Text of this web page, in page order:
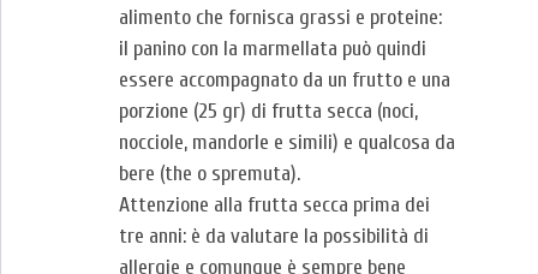
alimento che fornisca grassi e proteine:
il panino con la marmellata può quindi
essere accompagnato da un frutto e una
porzione (25 gr) di frutta secca (noci,
nocciole, mandorle e simili) e qualcosa da
bere (the o spremuta).
Attenzione alla frutta secca prima dei
tre anni: è da valutare la possibilità di
allergie e comunque è sempre bene